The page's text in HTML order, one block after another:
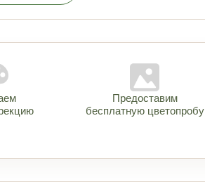
Предоставим
бесплатную цветопробу